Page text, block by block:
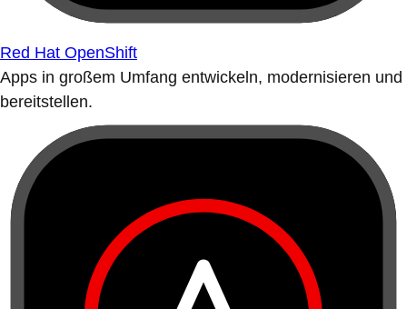
Red Hat OpenShift
Apps in großem Umfang entwickeln, modernisieren und
bereitstellen.